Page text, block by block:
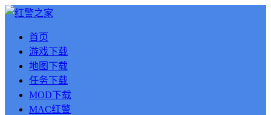
首页
游戏下载
地图下载
任务下载
MOD下载
MAC红警